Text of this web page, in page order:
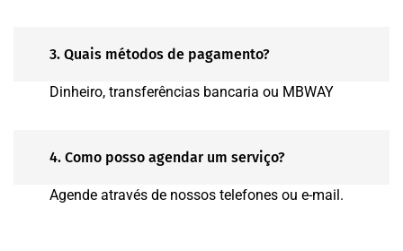
3. Quais métodos de pagamento?
Dinheiro, transferências bancaria ou MBWAY
4. Como posso agendar um serviço?
Agende através de nossos telefones ou e-mail.